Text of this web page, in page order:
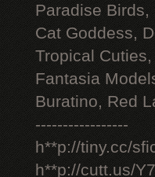
Paradise
Cat Goddess,
Tropical
Fantasia
Buratino, Red
-----------------
h**p://tiny.cc/
h**p://cutt.us/